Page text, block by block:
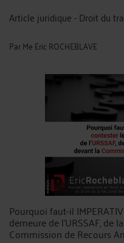
Article juridique - Droit du
ParMe Eric ROCHEBLAVE
Pourquoi faut-il
demeure de l’URSSAF, de
Commission de Recours